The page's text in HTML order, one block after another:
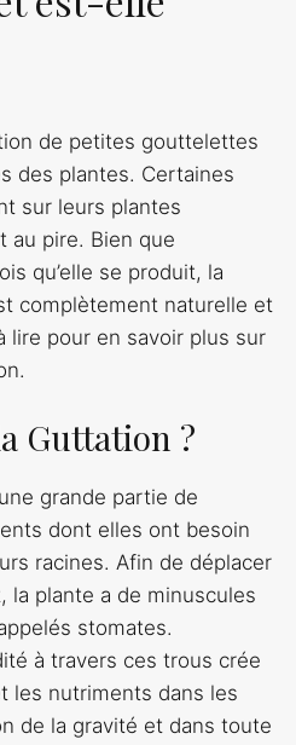
de petites gouttelettes
des plantes. Certaines
sur leurs plantes
au pire. Bien que
qu’elle se produit, la
complètement naturelle et
lire pour en savoir plus sur
Guttation ?
grande partie de
dont elles ont besoin
racines. Afin de déplacer
la plante a de minuscules
stomates.
à travers ces trous crée
les nutriments dans les
de la gravité et dans toute